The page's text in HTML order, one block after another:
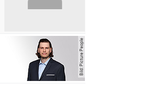
Bild: Picture People